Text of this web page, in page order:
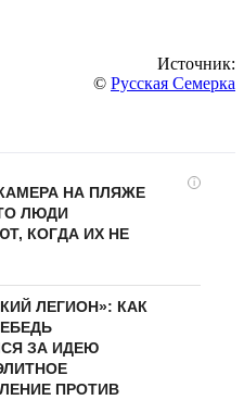
Источник:
© Русская Семерка
i
НА ПЛЯЖЕ
ЛЮДИ
КОГДА ИХ НЕ
ЛЕГИОН»: КАК
ЗА ИДЕЮ
ПРОТИВ